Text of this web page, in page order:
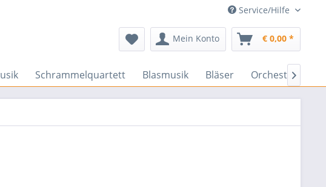
Service/Hilfe
Mein Konto € 0,00 *
Schrammelquartett Blasmusik Bläser Orchester
